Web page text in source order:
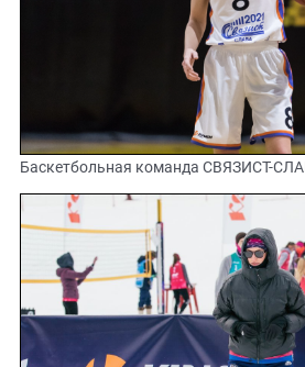
Баскетбольная команда СВЯЗИСТ-